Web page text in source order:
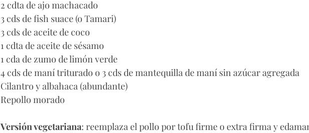
2 cdta de ajo machacado
3 cds de fish suace (o Tamari)
3 cds de aceite de coco
1 cdta de aceite de sésamo
1 cda de zumo de limón verde
4 cds de maní triturado o 3 cds de mantequilla de maní sin azúcar agregada
Cilantro y albahaca (abundante)
Repollo morado
Versión vegetariana: reemplaza el pollo por tofu firme o extra firma y